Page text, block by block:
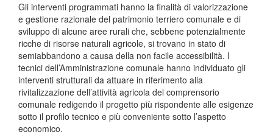
Gli interventi programmati hanno la finalità di valorizzazione
e gestione razionale del patrimonio terriero comunale e di
sviluppo di alcune aree rurali che, sebbene potenzialmente
ricche di risorse naturali agricole, si trovano in stato di
semiabbandono a causa della non facile accessibilità. I
tecnici dell’Amministrazione comunale hanno individuato gli
interventi strutturali da attuare in riferimento alla
rivitalizzazione dell’attività agricola del comprensorio
comunale redigendo il progetto più rispondente alle esigenze
sotto il profilo tecnico e più conveniente sotto l’aspetto
economico.